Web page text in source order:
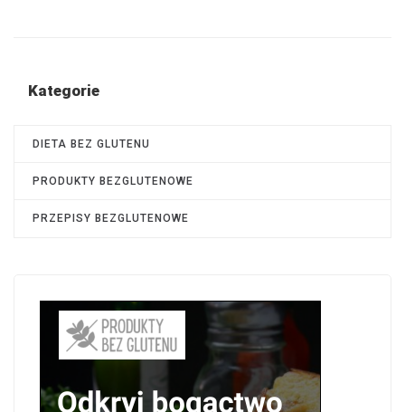
Kategorie
DIETA BEZ GLUTENU
PRODUKTY BEZGLUTENOWE
PRZEPISY BEZGLUTENOWE